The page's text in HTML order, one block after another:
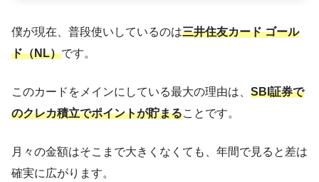
僕が現在、普段使いしているのは三井住友カード ゴール
ド（NL）です。
このカードをメインにしている最大の理由は、 SBI証券で
のクレカ積立でポイントが貯まることです。
月々の金額はそこまで大きくなくても、年間で見ると差は
確実に広がります。